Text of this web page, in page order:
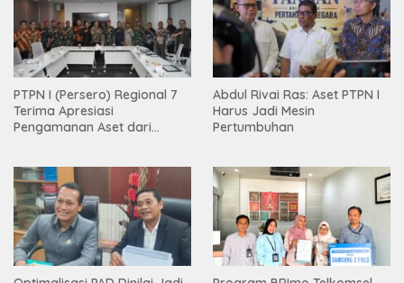
PTPN I (Persero) Regional 7
Terima Apresiasi
Pengamanan Aset dari
Abdul Rivai Ras: Aset PTPN I
Harus Jadi Mesin
Pertumbuhan